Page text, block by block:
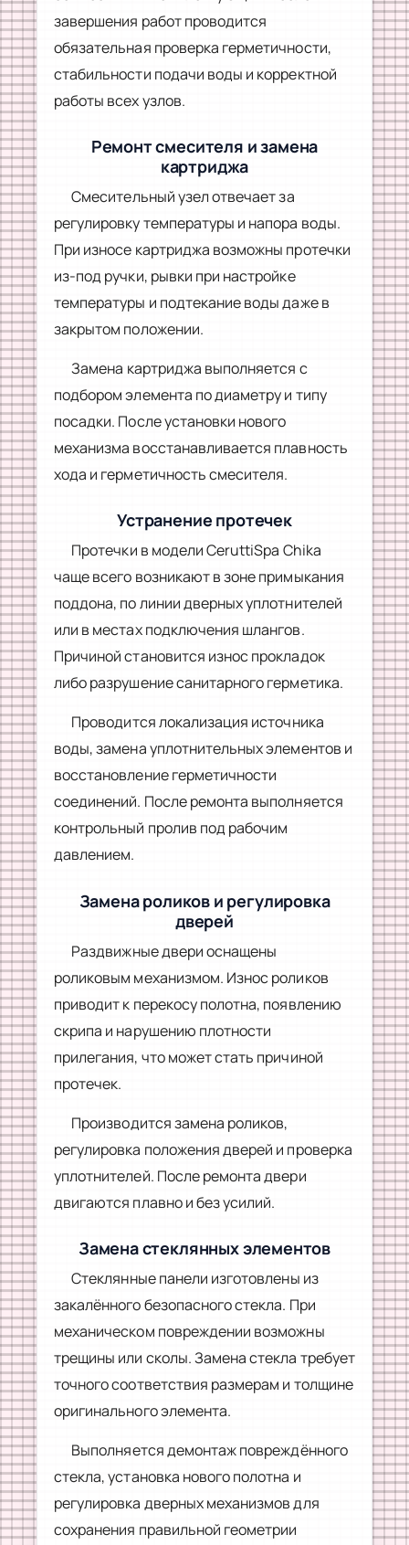
завершения работ проводится
обязательная проверка герметичности,
стабильности подачи воды и корректной
работы всех узлов.
Ремонт смесителя и замена
картриджа
Смесительный узел отвечает за
регулировку температуры и напора воды.
При износе картриджа возможны протечки
из-под ручки, рывки при настройке
температуры и подтекание воды даже в
закрытом положении.
Замена картриджа выполняется с
подбором элемента по диаметру и типу
посадки. После установки нового
механизма восстанавливается плавность
хода и герметичность смесителя.
Устранение протечек
Протечки в модели CeruttiSpa Chika
чаще всего возникают в зоне примыкания
поддона, по линии дверных уплотнителей
или в местах подключения шлангов.
Причиной становится износ прокладок
либо разрушение санитарного герметика.
Проводится локализация источника
воды, замена уплотнительных элементов и
восстановление герметичности
соединений. После ремонта выполняется
контрольный пролив под рабочим
давлением.
Замена роликов и регулировка
дверей
Раздвижные двери оснащены
роликовым механизмом. Износ роликов
приводит к перекосу полотна, появлению
скрипа и нарушению плотности
прилегания, что может стать причиной
протечек.
Производится замена роликов,
регулировка положения дверей и проверка
уплотнителей. После ремонта двери
двигаются плавно и без усилий.
Замена стеклянных элементов
Стеклянные панели изготовлены из
закалённого безопасного стекла. При
механическом повреждении возможны
трещины или сколы. Замена стекла требует
точного соответствия размерам и толщине
оригинального элемента.
Выполняется демонтаж повреждённого
стекла, установка нового полотна и
регулировка дверных механизмов для
сохранения правильной геометрии